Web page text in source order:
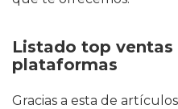
Listado top
plataformas
Gracias a esta de